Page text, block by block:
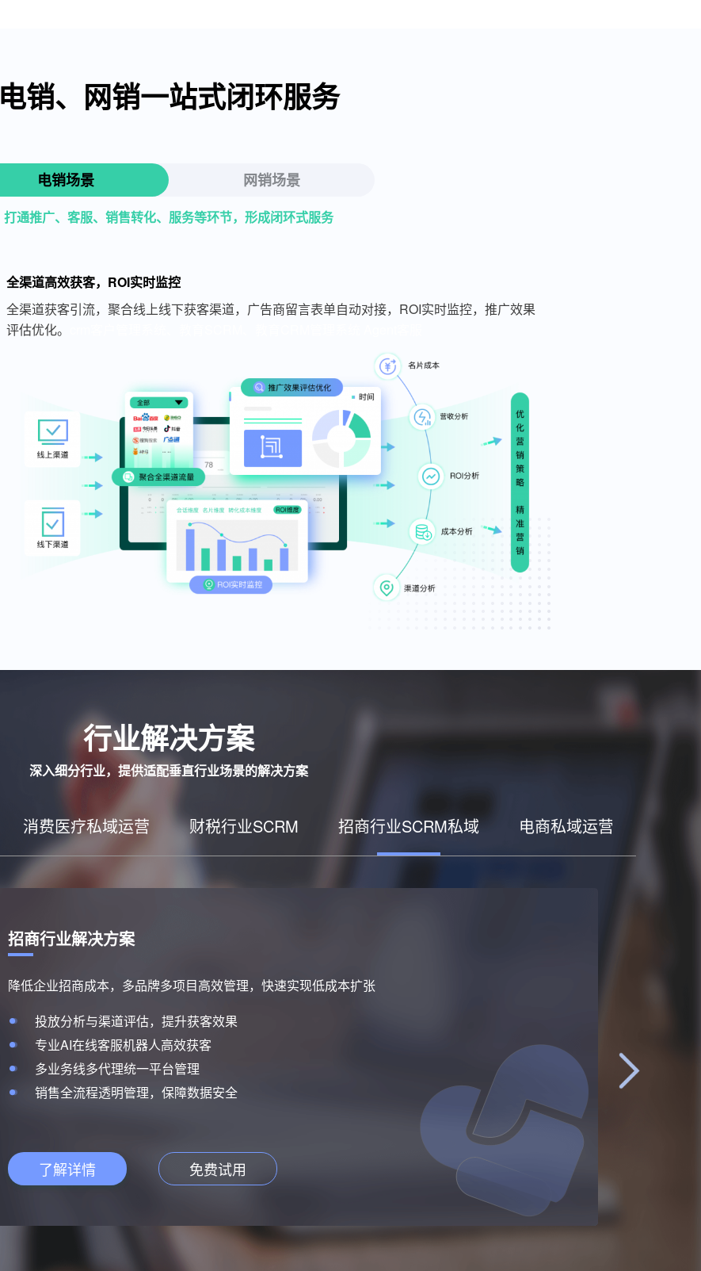
电销、网销一站式闭环服务
电销场景 网销场景
打通推广、客服、销售转化、服务等环节，形成闭环式服务
全渠道高效获客，ROI实时监控
全渠道获客引流，聚合线上线下获客渠道，广告商留言表单自动对接，ROI实时监控，推广效果
评估优化。
行业解决方案
深入细分行业，提供适配垂直行业场景的解决方案
消费医疗私域运营 财税行业SCRM 招商行业SCRM私域 电商私域运营工具
电商行业解决方案
客户全生命周期运营，盘活存量客户，快速高效触达转化
全渠道引流，打通各类电商平台
高效加粉，公域到私域快速沉淀
电商CRM管理系统精细化运营，多种营销工具激活转化
用户全生命周期管理，变存量为增量
了解详情 免费试用